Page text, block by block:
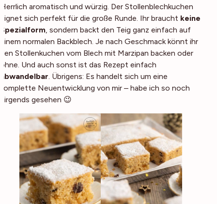
Herrlich aromatisch und würzig. Der Stollenblechkuchen
eignet sich perfekt für die große Runde. Ihr braucht keine
Spezialform, sondern backt den Teig ganz einfach auf
einem normalen Backblech. Je nach Geschmack könnt ihr
den Stollenkuchen vom Blech mit Marzipan backen oder
ohne. Und auch sonst ist das Rezept einfach
abwandelbar. Übrigens: Es handelt sich um eine
komplette Neuentwicklung von mir – habe ich so noch
nirgends gesehen 😉